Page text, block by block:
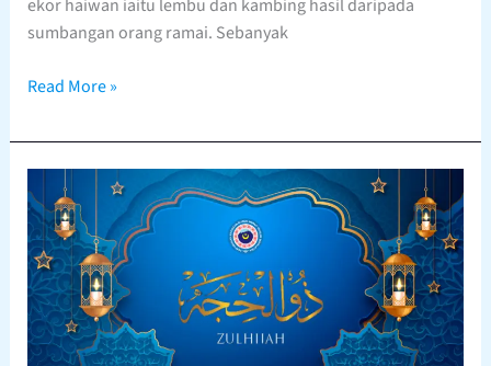
ekor haiwan iaitu lembu dan kambing hasil daripada
sumbangan orang ramai. Sebanyak
Read More »
Menyambut
Bulan
Dzulhijjah